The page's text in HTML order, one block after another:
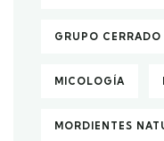
GRUPO CERRADO
MICOLOGÍA
MORDIENTES